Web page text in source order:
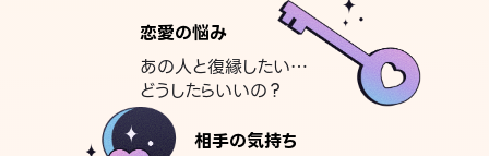
恋愛の悩み
あの人と復縁したい…
どうしたらいいの？
相手の気持ち